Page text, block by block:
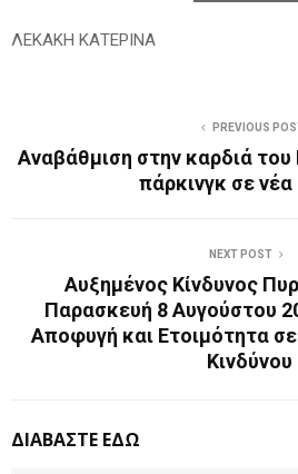
ΛΕΚΑΚΗ ΚΑΤΕΡΙΝΑ
PREVIOUS
Αναβάθμιση στην καρδιά
πάρκινγκ σε
NEXT POST
Αυξημένος Κίνδυνος
Παρασκευή 8 Αυγούστου
Αποφυγή και Ετοιμότητα
Κινδύνου
ΔΙΑΒΑΣΤΕ ΕΔΩ